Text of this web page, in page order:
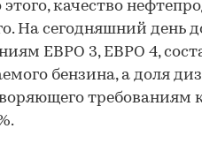
качество
На сегодняшний день
ЕВРО 3, ЕВРО 4,
бензина, а доля
требованиям